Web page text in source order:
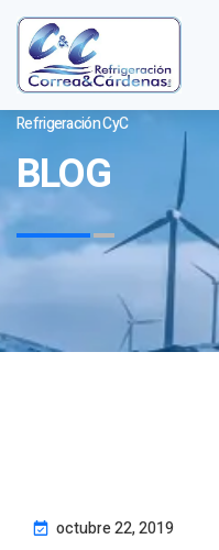
Refrigeración CyC
BLOG
octubre 22, 2019